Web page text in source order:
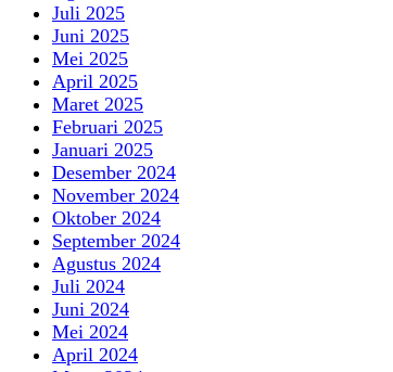
Juli 2025
Juni 2025
Mei 2025
April 2025
Maret 2025
Februari 2025
Januari 2025
Desember 2024
November 2024
Oktober 2024
September 2024
Agustus 2024
Juli 2024
Juni 2024
Mei 2024
April 2024